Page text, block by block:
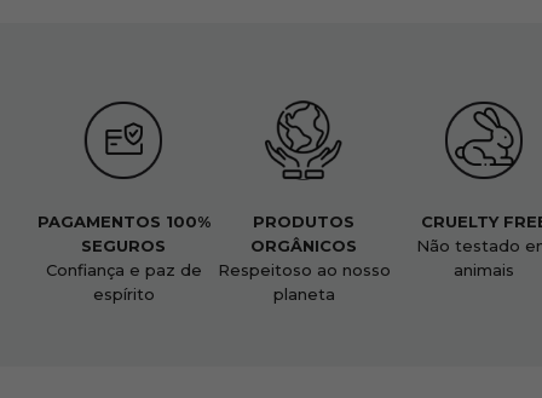
PAGAMENTOS 100%
SEGUROS
Confiança e paz de
espírito
PRODUTOS
ORGÂNICOS
Respeitoso ao nosso
planeta
CRUELTY
Não testado
animais